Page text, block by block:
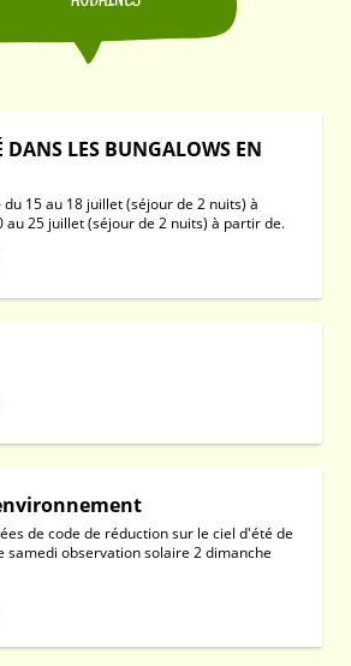
LES BUNGALOWS EN
15 au 18 juillet (séjour de 2 nuits) à
au 25 juillet (séjour de 2 nuits) à partir de.
de code de réduction sur le ciel d'été de
samedi observation solaire 2 dimanche